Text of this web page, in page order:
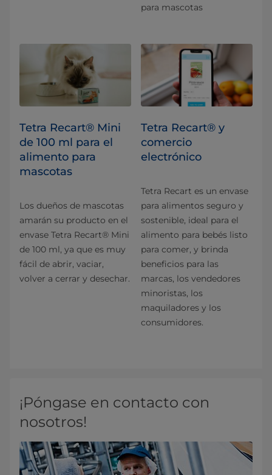
para mascotas
Tetra Recart® Mini
de 100 ml para el
alimento para
mascotas
Los dueños de mascotas
amarán su producto en el
envase Tetra Recart® Mini
de 100 ml, ya que es muy
fácil de abrir, vaciar,
volver a cerrar y desechar.
Tetra Recart® y
comercio
electrónico
Tetra Recart es un envase
para alimentos seguro y
sostenible, ideal para el
alimento para bebés listo
para comer, y brinda
beneficios para las
marcas, los vendedores
minoristas, los
maquiladores y los
consumidores.
¡Póngase en contacto con
nosotros!